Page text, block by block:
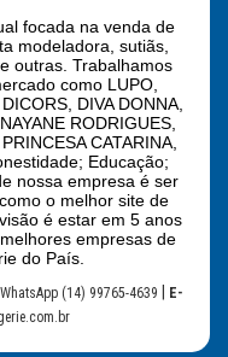
focada na venda de
modeladora, sutiãs,
outras. Trabalhamos
como LUPO,
DIVA DONNA,
RODRIGUES,
CATARINA,
Educação;
nossa empresa é ser
o melhor site de
é estar em 5 anos
empresas de
do País.
(14) 99765-4639
E-